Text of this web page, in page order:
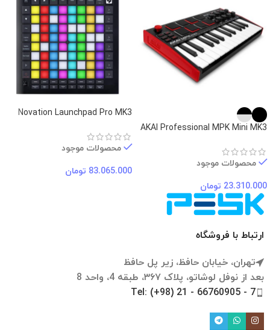
AKAI Professional MPK Mini MK3
محصولات موجود
23.310.000 تومان
Novation Launchpad Pro MK3
محصولات موجود
83.065.000 تومان
ارتباط با فروشگاه
تهران، خیابان حافظ، زیر پل حافظ
بعد از نوفل لوشاتو، پلاک ۳۶۷، طبقه 4، واحد 8
Tel: (+98) 21 - 66760905 - 7